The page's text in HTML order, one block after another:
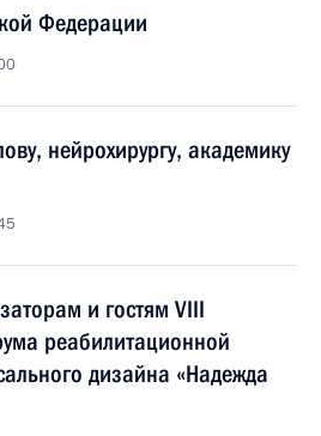
Федерации
нейрохирургу, академику
и гостям VIII
реабилитационной
дизайна «Надежда